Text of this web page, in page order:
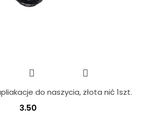
do naszycia, złota nić 1szt.
3.50